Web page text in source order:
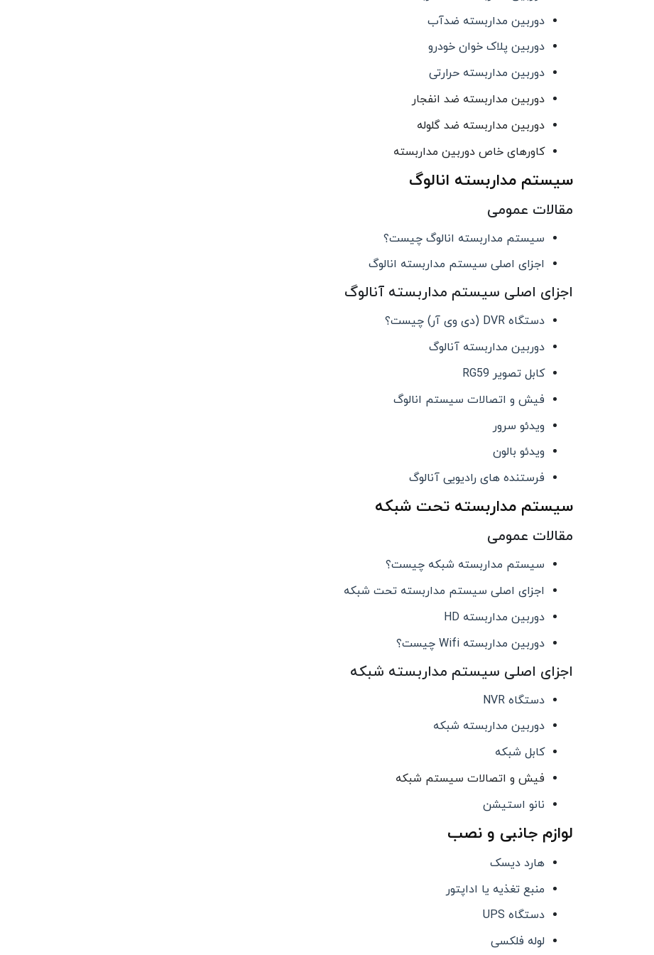
دوربین مداربسته ضدآب
دوربین پلاک خوان خودرو
دوربین مداربسته حرارتی
دوربین مداربسته ضد انفجار
دوربین مداربسته ضد گلوله
کاورهای خاص دوربین مداربسته
سیستم مداربسته انالوگ
مقالات عمومی
سیستم مداربسته انالوگ چیست؟
اجزای اصلی سیستم مداربسته انالوگ
اجزای اصلی سیستم مداربسته آنالوگ
دستگاه DVR (دی وی آر) چیست؟
دوربین مداربسته آنالوگ
کابل تصویر RG59
فیش و اتصالات سیستم انالوگ
ویدئو سرور
ویدئو بالون
فرستنده های رادیویی آنالوگ
سیستم مداربسته تحت شبکه
مقالات عمومی
سیستم مداربسته شبکه چیست؟
اجزای اصلی سیستم مداربسته تحت شبکه
دوربین مداربسته HD
دوربین مداربسته Wifi چیست؟
اجزای اصلی سیستم مداربسته شبکه
دستگاه NVR
دوربین مداربسته شبکه
کابل شبکه
فیش و اتصالات سیستم شبکه
نانو استیشن
لوازم جانبی و نصب
هارد دیسک
منبع تغذیه یا اداپتور
دستگاه UPS
لوله فلکسی